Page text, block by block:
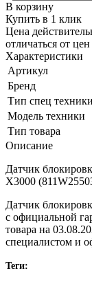
В корзину
Купить в 1 клик
Цена
отличаться от
Характеристики
Артикул
Бренд
Тип спец техники
Модель техники
Тип товара
Описание
Датчик
X3000
Датчик
с официальной
товара на
специалистом и
Теги: